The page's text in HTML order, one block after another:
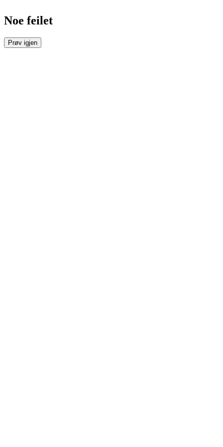
Noe feilet
Prøv igjen